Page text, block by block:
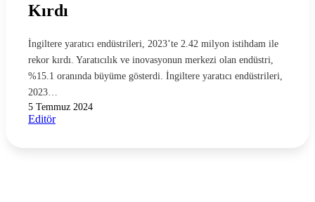
Kırdı
İngiltere yaratıcı endüstrileri, 2023’te 2.42 milyon istihdam ile
rekor kırdı. Yaratıcılık ve inovasyonun merkezi olan endüstri,
%15.1 oranında büyüme gösterdi. İngiltere yaratıcı endüstrileri,
2023…
5 Temmuz 2024
Editör